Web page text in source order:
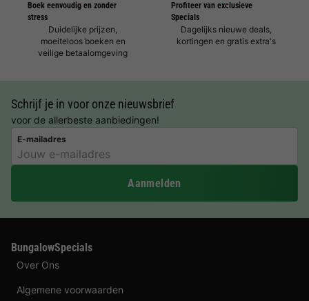
Boek eenvoudig en zonder
stress
Duidelijke prijzen,
moeiteloos boeken en
veilige betaalomgeving
Profiteer van exclusieve
Specials
Dagelijks nieuwe deals,
kortingen en gratis extra's
Schrijf je in voor onze nieuwsbrief
voor de allerbeste aanbiedingen!
E-mailadres
Aanmelden
BungalowSpecials
Over Ons
Algemene voorwaarden